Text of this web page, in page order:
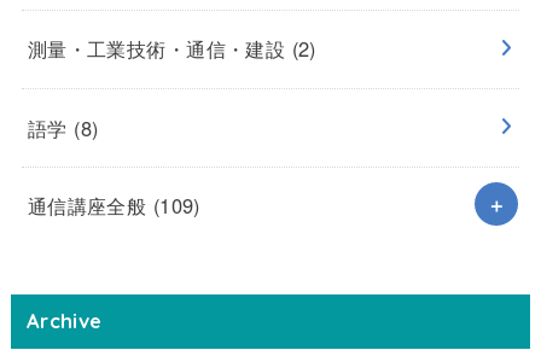
測量・工業技術・通信・建設 (2)
語学 (8)
通信講座全般 (109)
Archive